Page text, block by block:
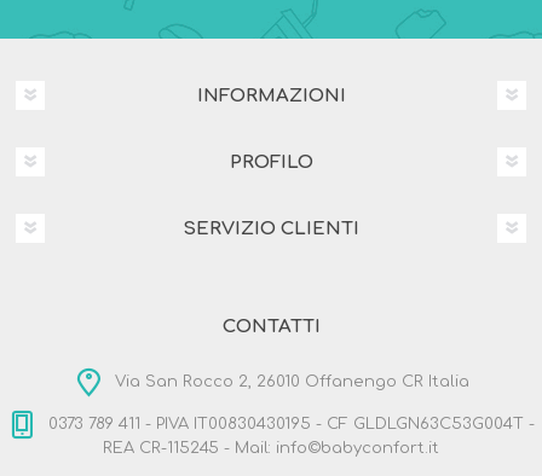
INFORMAZIONI
PROFILO
SERVIZIO CLIENTI
CONTATTI
Via San Rocco 2, 26010 Offanengo CR Italia
0373 789 411 - PIVA IT00830430195 - CF GLDLGN63C53G004T -
REA CR-115245 - Mail: info©babyconfort.it